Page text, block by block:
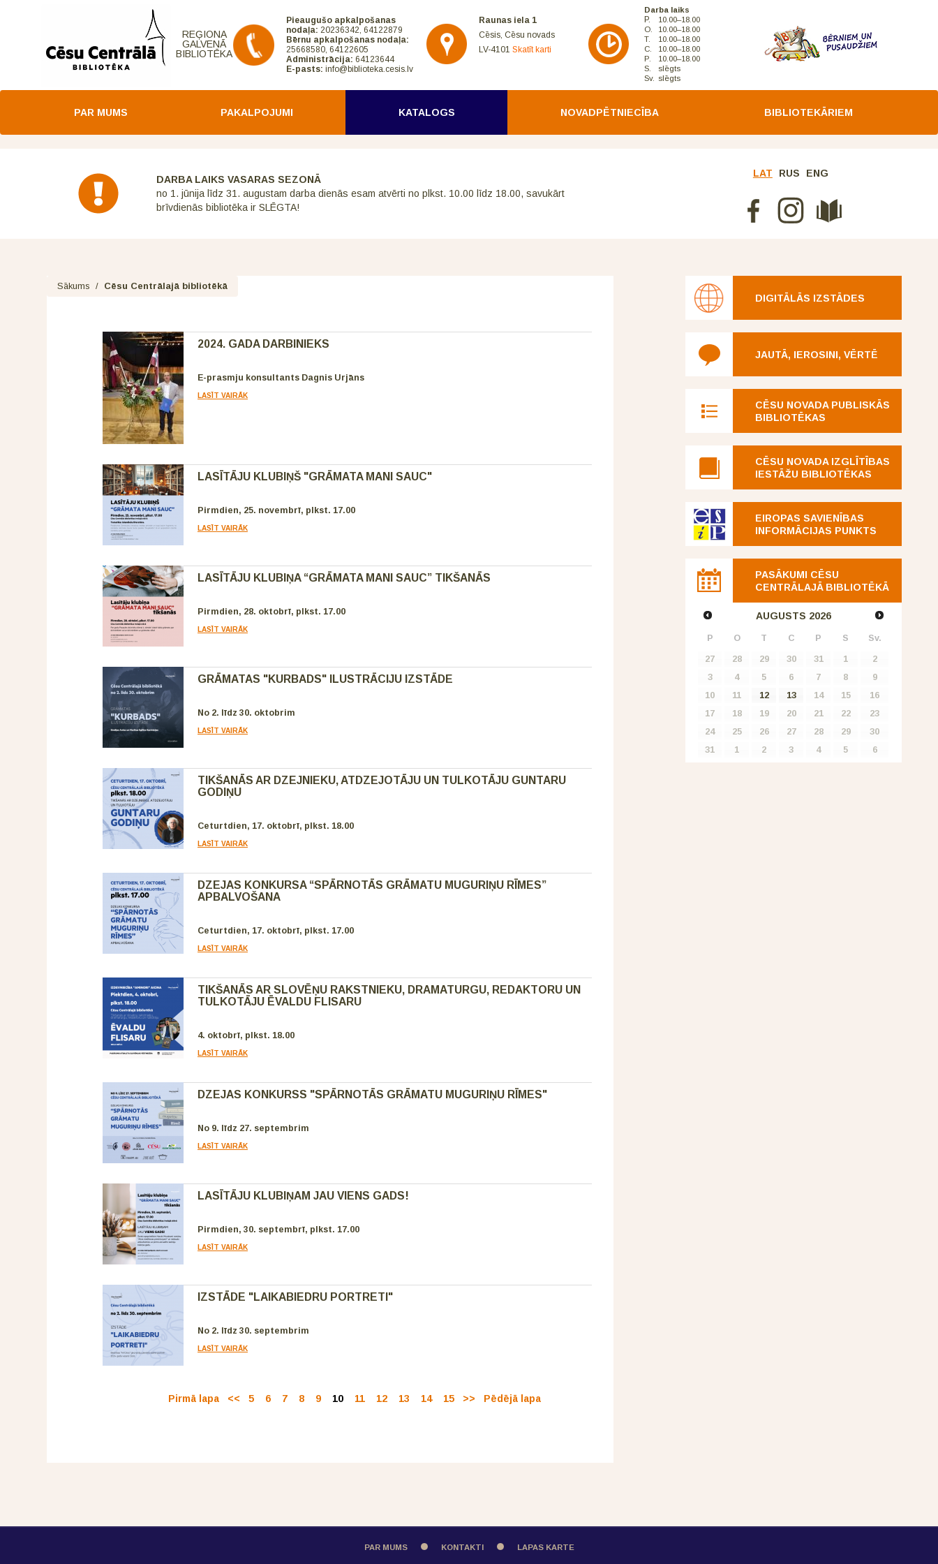
REĢIONA
GALVENĀ
BIBLIOTĒKA
Pieaugušo apkalpošanas
nodaļa: 20236342, 64122879
Bērnu apkalpošanas nodaļa:
25668580, 64122605
Administrācija: 64123644
E-pasts: info@biblioteka.cesis.lv
Raunas iela 1
Cēsis, Cēsu novads
LV-4101 Skatīt karti
Darba laiks
P.
10.00–18.00
O.
10.00–18.00
T.
10.00–18.00
C.
10.00–18.00
P.
10.00–18.00
S.
slēgts
Sv. slēgts
PAR MUMS PAKALPOJUMI KATALOGS NOVADPĒTNIECĪBA BIBLIOTEKĀRIEM
DARBA LAIKS VASARAS SEZONĀ
no 1. jūnija līdz 31. augustam darba dienās esam atvērti no plkst. 10.00 līdz 18.00, savukārt
brīvdienās bibliotēka ir SLĒGTA!
LAT RUS ENG
Sākums / Cēsu Centrālajā bibliotēkā
2024. GADA DARBINIEKS
E-prasmju konsultants Dagnis Urjāns
LASĪT VAIRĀK
LASĪTĀJU KLUBIŅŠ "GRĀMATA MANI SAUC"
Pirmdien, 25. novembrī, plkst. 17.00
LASĪT VAIRĀK
LASĪTĀJU KLUBIŅA “GRĀMATA MANI SAUC” TIKŠANĀS
Pirmdien, 28. oktobrī, plkst. 17.00
LASĪT VAIRĀK
GRĀMATAS "KURBADS" ILUSTRĀCIJU IZSTĀDE
No 2. līdz 30. oktobrim
LASĪT VAIRĀK
TIKŠANĀS AR DZEJNIEKU, ATDZEJOTĀJU UN TULKOTĀJU GUNTARU
GODIŅU
Ceturtdien, 17. oktobrī, plkst. 18.00
LASĪT VAIRĀK
DZEJAS KONKURSA “SPĀRNOTĀS GRĀMATU MUGURIŅU RĪMES”
APBALVOŠANA
Ceturtdien, 17. oktobrī, plkst. 17.00
LASĪT VAIRĀK
TIKŠANĀS AR SLOVĒŅU RAKSTNIEKU, DRAMATURGU, REDAKTORU UN
TULKOTĀJU ĒVALDU FLISARU
4. oktobrī, plkst. 18.00
LASĪT VAIRĀK
DZEJAS KONKURSS "SPĀRNOTĀS GRĀMATU MUGURIŅU RĪMES"
No 9. līdz 27. septembrim
LASĪT VAIRĀK
LASĪTĀJU KLUBIŅAM JAU VIENS GADS!
Pirmdien, 30. septembrī, plkst. 17.00
LASĪT VAIRĀK
IZSTĀDE "LAIKABIEDRU PORTRETI"
No 2. līdz 30. septembrim
LASĪT VAIRĀK
Pirmā lapa << 5 6 7 8 9 10 11 12 13 14 15 >> Pēdējā lapa
DIGITĀLĀS IZSTĀDES
JAUTĀ, IEROSINI, VĒRTĒ
CĒSU NOVADA PUBLISKĀS
BIBLIOTĒKAS
CĒSU NOVADA IZGLĪTĪBAS
IESTĀŽU BIBLIOTĒKAS
EIROPAS SAVIENĪBAS
INFORMĀCIJAS PUNKTS
PASĀKUMI CĒSU
CENTRĀLAJĀ BIBLIOTĒKĀ
AUGUSTS 2026
P O T C P S Sv.
27 28 29 30 31 1
2
3
4 5 6 7 8
9
10
11 12 13 14 15
16
17
18 19 20 21 22
23
24
25 26 27 28 29
30
31
1 2 3 4 5 6
PAR MUMS KONTAKTI LAPAS KARTE